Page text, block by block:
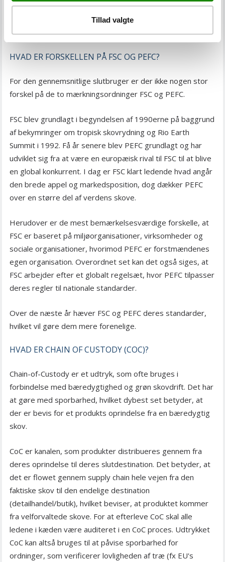
Tillad valgte
På samme tid er det en garanti for beskyttelse af dyre- og
plantelivet, samt at de folk, som arbejder i skovene, er
sikret ordentlige arbejdsforhold.
HVAD ER FORSKELLEN PÅ FSC OG PEFC?
For den gennemsnitlige slutbruger er der ikke nogen stor
forskel på de to mærkningsordninger FSC og PEFC.
FSC blev grundlagt i begyndelsen af 1990erne på baggrund
af bekymringer om tropisk skovrydning og Rio Earth
Summit i 1992. Få år senere blev PEFC grundlagt og har
udviklet sig fra at være en europæisk rival til FSC til at blive
en global konkurrent. I dag er FSC klart ledende hvad angår
den brede appel og markedsposition, dog dækker PEFC
over en større del af verdens skove.
Herudover er de mest bemærkelsesværdige forskelle, at
FSC er baseret på miljøorganisationer, virksomheder og
sociale organisationer, hvorimod PEFC er forstmændenes
egen organisation. Overordnet set kan det også siges, at
FSC arbejder efter et globalt regelsæt, hvor PEFC tilpasser
deres regler til nationale standarder.
Over de næste år hæver FSC og PEFC deres standarder,
hvilket vil gøre dem mere forenelige.
HVAD ER CHAIN OF CUSTODY (COC)?
Chain-of-Custody er et udtryk, som ofte bruges i
forbindelse med bæredygtighed og grøn skovdrift. Det har
at gøre med sporbarhed, hvilket dybest set betyder, at
der er bevis for et produkts oprindelse fra en bæredygtig
skov.
CoC er kanalen, som produkter distribueres gennem fra
deres oprindelse til deres slutdestination. Det betyder, at
det er flowet gennem supply chain hele vejen fra den
faktiske skov til den endelige destination
(detailhandel/butik), hvilket beviser, at produktet kommer
fra velforvaltede skove. For at efterleve CoC skal alle
ledene i kæden være auditeret i en CoC proces. Udtrykket
CoC kan altså bruges til at påvise sporbarhed for
ordninger, som verificerer lovligheden af træ (fx EU's